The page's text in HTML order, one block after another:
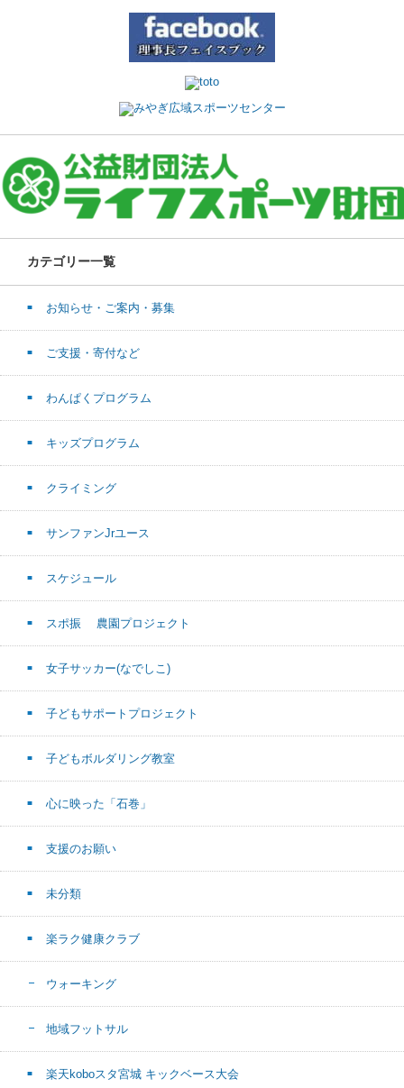
カテゴリー一覧
お知らせ・ご案内・募集
ご支援・寄付など
わんぱくプログラム
キッズプログラム
クライミング
サンファンJrユース
スケジュール
スポ振 農園プロジェクト
女子サッカー(なでしこ)
子どもサポートプロジェクト
子どもボルダリング教室
心に映った「石巻」
支援のお願い
未分類
楽ラク健康クラブ
ウォーキング
地域フットサル
楽天koboスタ宮城 キックベース大会